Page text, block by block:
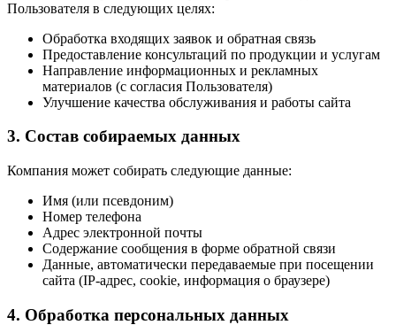
Пользователя в следующих целях:
Обработка входящих заявок и обратная связь
Предоставление консультаций по продукции и услугам
Направление информационных и рекламных
материалов (с согласия Пользователя)
Улучшение качества обслуживания и работы сайта
3. Состав собираемых данных
Компания может собирать следующие данные:
Имя (или псевдоним)
Номер телефона
Адрес электронной почты
Содержание сообщения в форме обратной связи
Данные, автоматически передаваемые при посещении
сайта (IP-адрес, cookie, информация о браузере)
4. Обработка персональных данных